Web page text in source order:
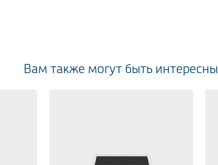
Вам также могут быть интересны